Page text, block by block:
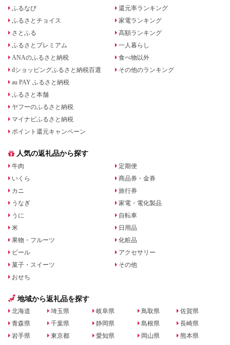
ふるなび
ふるさとチョイス
さとふる
ふるさとプレミアム
ANAのふるさと納税
dショッピングふるさと納税百選
au PAY ふるさと納税
ふるさと本舗
ヤフーのふるさと納税
マイナビふるさと納税
ポイント還元キャンペーン
還元率ランキング
家電ランキング
高額ランキング
一人暮らし
食べ物以外
その他のランキング
人気の返礼品から探す
牛肉
いくら
カニ
うなぎ
うに
米
果物・フルーツ
ビール
菓子・スイーツ
おせち
定期便
商品券・金券
旅行券
家電・電化製品
自転車
日用品
化粧品
アクセサリー
その他
地域から返礼品を探す
北海道
青森県
岩手県
埼玉県
千葉県
東京都
岐阜県
静岡県
愛知県
鳥取県
島根県
岡山県
佐賀県
長崎県
熊本県